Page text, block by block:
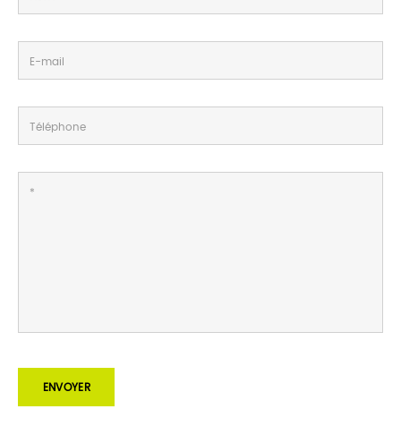
ENVOYER